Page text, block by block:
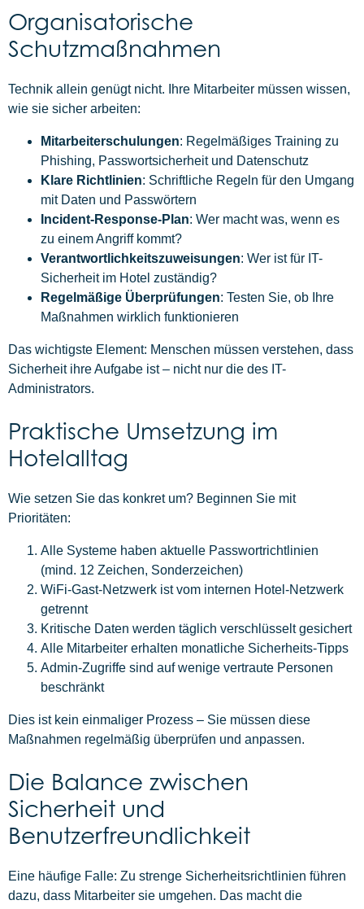
Organisatorische
Schutzmaßnahmen
Technik allein genügt nicht. Ihre Mitarbeiter müssen wissen,
wie sie sicher arbeiten:
Mitarbeiterschulungen: Regelmäßiges Training zu
Phishing, Passwortsicherheit und Datenschutz
Klare Richtlinien: Schriftliche Regeln für den Umgang
mit Daten und Passwörtern
Incident-Response-Plan: Wer macht was, wenn es
zu einem Angriff kommt?
Verantwortlichkeitszuweisungen: Wer ist für IT-
Sicherheit im Hotel zuständig?
Regelmäßige Überprüfungen: Testen Sie, ob Ihre
Maßnahmen wirklich funktionieren
Das wichtigste Element: Menschen müssen verstehen, dass
Sicherheit ihre Aufgabe ist – nicht nur die des IT-
Administrators.
Praktische Umsetzung im
Hotelalltag
Wie setzen Sie das konkret um? Beginnen Sie mit
Prioritäten:
Alle Systeme haben aktuelle Passwortrichtlinien
(mind. 12 Zeichen, Sonderzeichen)
WiFi-Gast-Netzwerk ist vom internen Hotel-Netzwerk
getrennt
Kritische Daten werden täglich verschlüsselt gesichert
Alle Mitarbeiter erhalten monatliche Sicherheits-Tipps
Admin-Zugriffe sind auf wenige vertraute Personen
beschränkt
Dies ist kein einmaliger Prozess – Sie müssen diese
Maßnahmen regelmäßig überprüfen und anpassen.
Die Balance zwischen
Sicherheit und
Benutzerfreundlichkeit
Eine häufige Falle: Zu strenge Sicherheitsrichtlinien führen
dazu, dass Mitarbeiter sie umgehen. Das macht die